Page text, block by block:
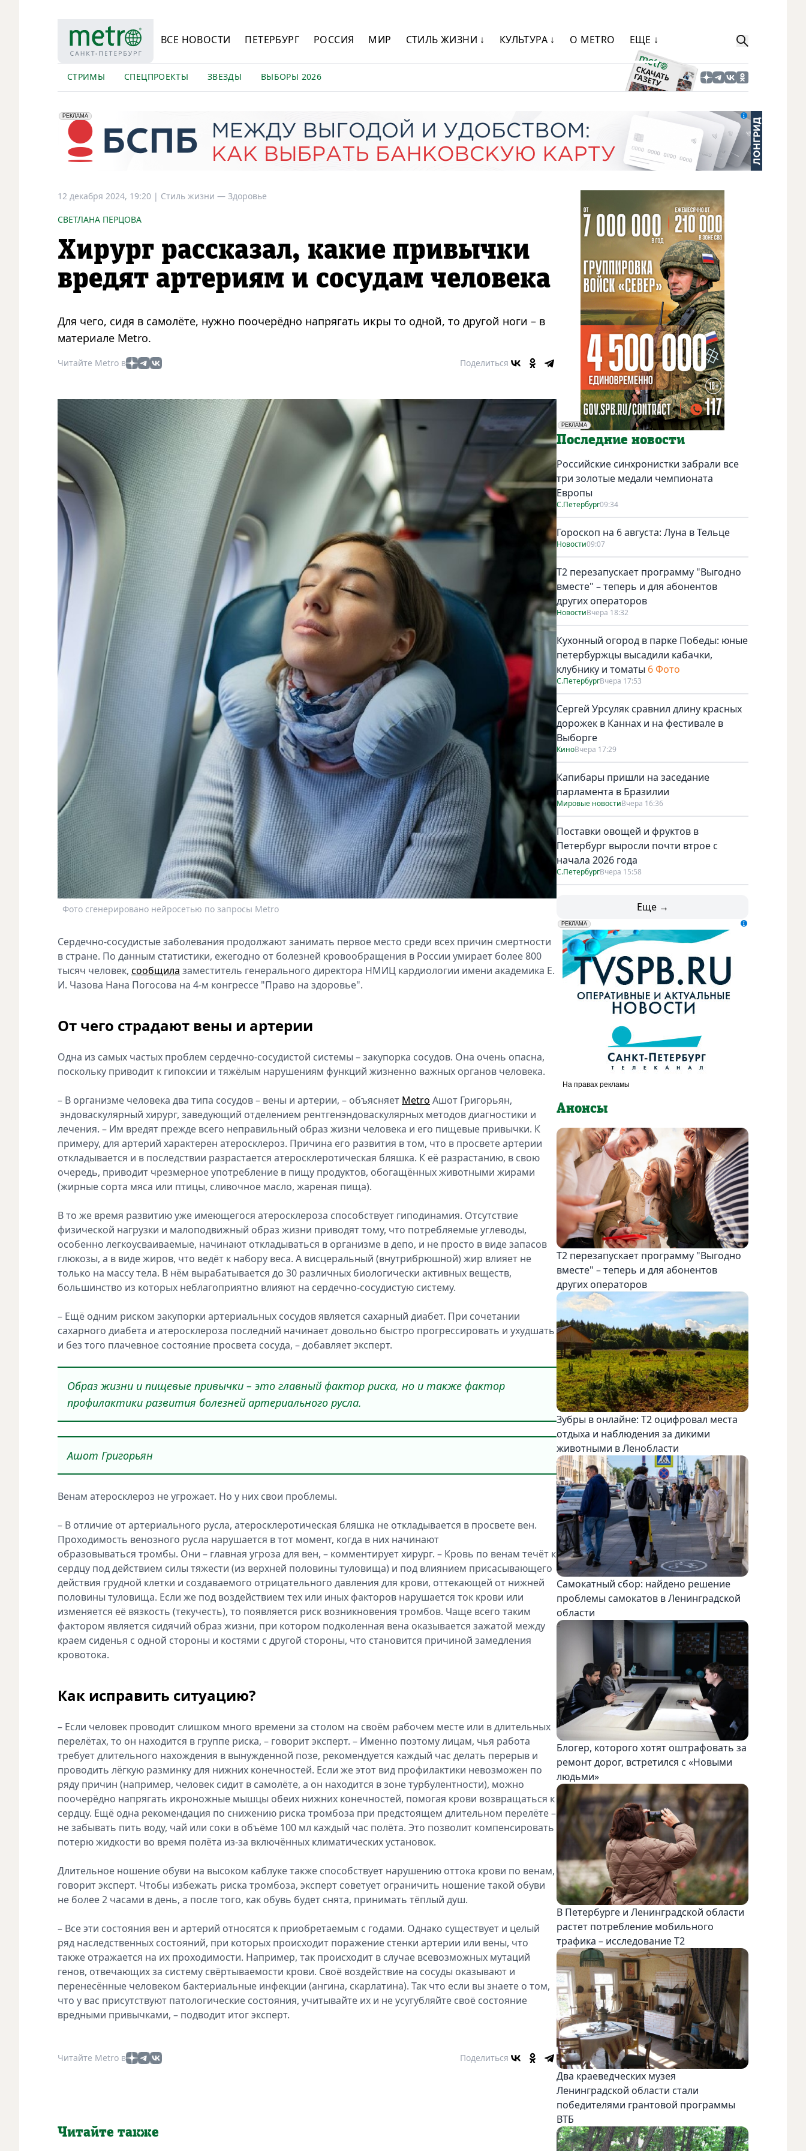
ВСЕ НОВОСТИ ПЕТЕРБУРГ РОССИЯ МИР СТИЛЬ ЖИЗНИ ↓ КУЛЬТУРА ↓ О METRO ЕЩЕ ↓
СТРИМЫ СПЕЦПРОЕКТЫ ЗВЕЗДЫ ВЫБОРЫ 2026
erid: 2VfnxyFybV5
РЕКЛАМА
ПАО "Банк "Санкт-Петербург", ИНН: 7831000027
12 декабря 2024, 19:20 | Стиль жизни — Здоровье
CВЕТЛАНА ПЕРЦОВА
Хирург рассказал, какие привычки
вредят артериям и сосудам человека
Для чего, сидя в самолёте, нужно поочерёдно напрягать икры то одной, то другой ноги – в
материале Metro.
Читайте Metro в Поделиться
Фото сгенерировано нейросетью по запросы Metro
Сердечно-сосудистые заболевания продолжают занимать первое место среди всех причин смертности
в стране. По данным статистики, ежегодно от болезней кровообращения в России умирает более 800
тысяч человек, сообщила заместитель генерального директора НМИЦ кардиологии имени академика Е.
И. Чазова Нана Погосова на 4-м конгрессе "Право на здоровье".
От чего страдают вены и артерии
Одна из самых частых проблем сердечно-сосудистой системы – закупорка сосудов. Она очень опасна,
поскольку приводит к гипоксии и тяжёлым нарушениям функций жизненно важных органов человека.
– В организме человека два типа сосудов – вены и артерии, – объясняет Metro Ашот Григорьян,
эндоваскулярный хирург, заведующий отделением рентгенэндоваскулярных методов диагностики и
лечения. – Им вредят прежде всего неправильный образ жизни человека и его пищевые привычки. К
примеру, для артерий характерен атеросклероз. Причина его развития в том, что в просвете артерии
откладывается и в последствии разрастается атеросклеротическая бляшка. К её разрастанию, в свою
очередь, приводит чрезмерное употребление в пищу продуктов, обогащённых животными жирами
(жирные сорта мяса или птицы, сливочное масло, жареная пища).
В то же время развитию уже имеющегося атеросклероза способствует гиподинамия. Отсутствие
физической нагрузки и малоподвижный образ жизни приводят тому, что потребляемые углеводы,
особенно легкоусваиваемые, начинают откладываться в организме в депо, и не просто в виде запасов
глюкозы, а в виде жиров, что ведёт к набору веса. А висцеральный (внутрибрюшной) жир влияет не
только на массу тела. В нём вырабатывается до 30 различных биологически активных веществ,
большинство из которых неблагоприятно влияют на сердечно-сосудистую систему.
– Ещё одним риском закупорки артериальных сосудов является сахарный диабет. При сочетании
сахарного диабета и атеросклероза последний начинает довольно быстро прогрессировать и ухудшать
и без того плачевное состояние просвета сосуда, – добавляет эксперт.
Образ жизни и пищевые привычки – это главный фактор риска, но и также фактор
профилактики развития болезней артериального русла.
Ашот Григорьян
Венам атеросклероз не угрожает. Но у них свои проблемы.
– В отличие от артериального русла, атеросклеротическая бляшка не откладывается в просвете вен.
Проходимость венозного русла нарушается в тот момент, когда в них начинают
образовываться тромбы. Они – главная угроза для вен, – комментирует хирург. – Кровь по венам течёт к
сердцу под действием силы тяжести (из верхней половины туловища) и под влиянием присасывающего
действия грудной клетки и создаваемого отрицательного давления для крови, оттекающей от нижней
половины туловища. Если же под воздействием тех или иных факторов нарушается ток крови или
изменяется её вязкость (текучесть), то появляется риск возникновения тромбов. Чаще всего таким
фактором является сидячий образ жизни, при котором подколенная вена оказывается зажатой между
краем сиденья с одной стороны и костями с другой стороны, что становится причиной замедления
кровотока.
Как исправить ситуацию?
– Если человек проводит слишком много времени за столом на своём рабочем месте или в длительных
перелётах, то он находится в группе риска, – говорит эксперт. – Именно поэтому лицам, чья работа
требует длительного нахождения в вынужденной позе, рекомендуется каждый час делать перерыв и
проводить лёгкую разминку для нижних конечностей. Если же этот вид профилактики невозможен по
ряду причин (например, человек сидит в самолёте, а он находится в зоне турбулентности), можно
поочерёдно напрягать икроножные мышцы обеих нижних конечностей, помогая крови возвращаться к
сердцу. Ещё одна рекомендация по снижению риска тромбоза при предстоящем длительном перелёте –
не забывать пить воду, чай или соки в объёме 100 мл каждый час полёта. Это позволит компенсировать
потерю жидкости во время полёта из-за включённых климатических установок.
Длительное ношение обуви на высоком каблуке также способствует нарушению оттока крови по венам,
говорит эксперт. Чтобы избежать риска тромбоза, эксперт советует ограничить ношение такой обуви
не более 2 часами в день, а после того, как обувь будет снята, принимать тёплый душ.
– Все эти состояния вен и артерий относятся к приобретаемым с годами. Однако существует и целый
ряд наследственных состояний, при которых происходит поражение стенки артерии или вены, что
также отражается на их проходимости. Например, так происходит в случае всевозможных мутаций
генов, отвечающих за систему свёртываемости крови. Своё воздействие на сосуды оказывают и
перенесённые человеком бактериальные инфекции (ангина, скарлатина). Так что если вы знаете о том,
что у вас присутствуют патологические состояния, учитывайте их и не усугубляйте своё состояние
вредными привычками, – подводит итог эксперт.
Читайте Metro в Поделиться
Читайте также
РЕКЛАМА
Социальная реклама
Последние новости
Российские синхронистки забрали все
три золотые медали чемпионата
Европы
С.Петербург09:34
Гороскоп на 6 августа: Луна в Тельце
Новости09:07
Т2 перезапускает программу "Выгодно
вместе" – теперь и для абонентов
других операторов
НовостиВчера 18:32
Кухонный огород в парке Победы: юные
петербуржцы высадили кабачки,
клубнику и томаты 6 Фото
С.ПетербургВчера 17:53
Сергей Урсуляк сравнил длину красных
дорожек в Каннах и на фестивале в
Выборге
КиноВчера 17:29
Капибары пришли на заседание
парламента в Бразилии
Мировые новостиВчера 16:36
Поставки овощей и фруктов в
Петербург выросли почти втрое с
начала 2026 года
С.ПетербургВчера 15:58
Еще →
erid: LdtCK5udn
РЕКЛАМА
АО "ГАТР", ИНН: 7841320717
Анонсы
Т2 перезапускает программу "Выгодно
вместе" – теперь и для абонентов
других операторов
Зубры в онлайне: Т2 оцифровал места
отдыха и наблюдения за дикими
животными в Ленобласти
Самокатный сбор: найдено решение
проблемы самокатов в Ленинградской
области
Блогер, которого хотят оштрафовать за
ремонт дорог, встретился с «Новыми
людьми»
В Петербурге и Ленинградской области
растет потребление мобильного
трафика – исследование T2
Два краеведческих музея
Ленинградской области стали
победителями грантовой программы
ВТБ